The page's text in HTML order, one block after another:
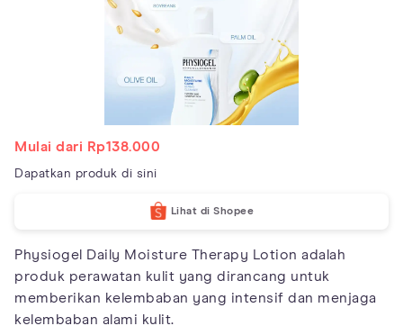
Mulai dari Rp138.000
Dapatkan produk di sini
Lihat di Shopee
Physiogel Daily Moisture Therapy Lotion adalah
produk perawatan kulit yang dirancang untuk
memberikan kelembaban yang intensif dan menjaga
kelembaban alami kulit.